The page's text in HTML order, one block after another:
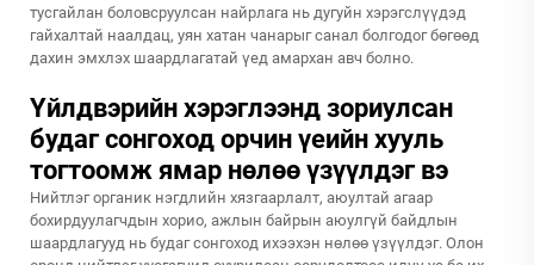
тусгайлан боловсруулсан найрлага нь дугуйн хэрэгслүүдэд
гайхалтай наалдац, уян хатан чанарыг санал болгодог бөгөөд
дахин эмхлэх шаардлагатай үед амархан авч болно.
Үйлдвэрийн хэрэглээнд зориулсан
будаг сонгоход орчин үеийн хууль
тогтоомж ямар нөлөө үзүүлдэг вэ
Нийтлэг органик нэгдлийн хязгаарлалт, аюултай агаар
бохирдуулагчдын хорио, ажлын байрын аюулгүй байдлын
шаардлагууд нь будаг сонгоход ихээхэн нөлөө үзүүлдэг. Олон